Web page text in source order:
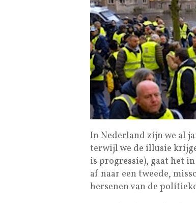
In Nederland zijn we al
terwijl we de illusie
is progressie), gaat het
af naar een tweede,
hersenen van de